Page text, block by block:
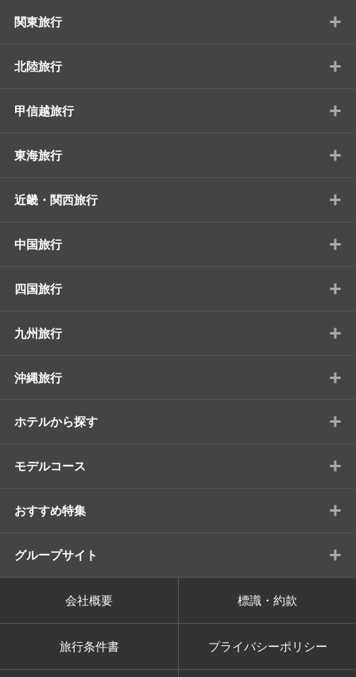
関東旅行 +
北陸旅行 +
甲信越旅行 +
東海旅行 +
近畿・関西旅行 +
中国旅行 +
四国旅行 +
九州旅行 +
沖縄旅行 +
ホテルから探す +
モデルコース +
おすすめ特集 +
グループサイト +
会社概要 標識・約款
旅行条件書 プライバシーポリシー